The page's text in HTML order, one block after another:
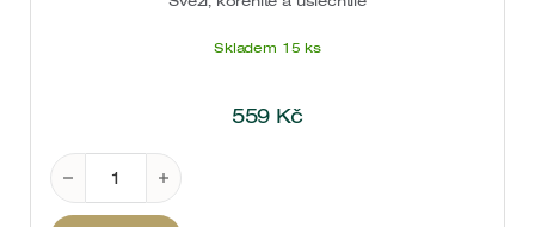
Skladem 15 ks
559 Kč
Cava Conde De Haro Rosato 2021 0,75 l množství